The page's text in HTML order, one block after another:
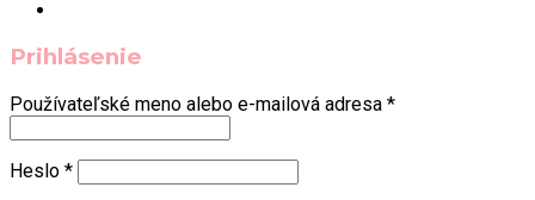
Prihlásenie
Používateľské meno alebo e-mailová adresa *
Heslo *